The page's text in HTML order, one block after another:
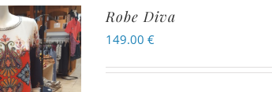
Robe Diva
149.00€